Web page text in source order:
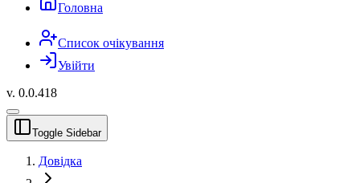
Головна
Список очікування
Увійти
v. 0.0.418
Toggle Sidebar
Довідка